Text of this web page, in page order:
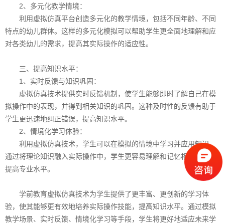
2、多元化教学情境：
利用虚拟仿真平台创造多元化的教学情境，包括不同年龄、不同
特点的幼儿群体。这样的多元化模拟可以帮助学生更全面地理解和应
对各类幼儿的需求，提高其实际操作的适应性。
三、提高知识水平：
1、实时反馈与知识巩固：
虚拟仿真技术提供实时反馈机制，使学生能够即时了解自己在模
拟操作中的表现，并得到相关知识的巩固。这种及时性的反馈有助于
学生更迅速地纠正错误，提高知识水平。
2、情境化学习体验：
利用虚拟仿真技术，学生可以在模拟的情境中学习并应用知识。
通过将理论知识融入实际操作中，学生更容易理解和记忆相关知识，
提高专业水平。
学前教育虚拟仿真技术为学生提供了更丰富、更创新的学习体
验，使其能够更有效地培养实际操作技能，提高知识水平。通过模拟
教学场景、实时反馈、情境化学习等手段，学生将更好地适应未来学